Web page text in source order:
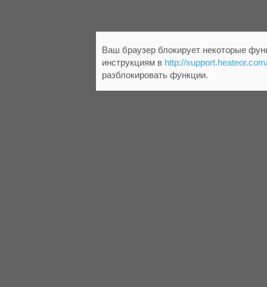
Ваш браузер блокирует некоторые
инструкциям в http://
разблокировать функции.